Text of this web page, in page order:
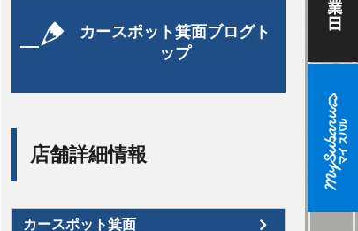
カースポット箕面ブログト
ップ
店舗詳細情報
カースポット箕面